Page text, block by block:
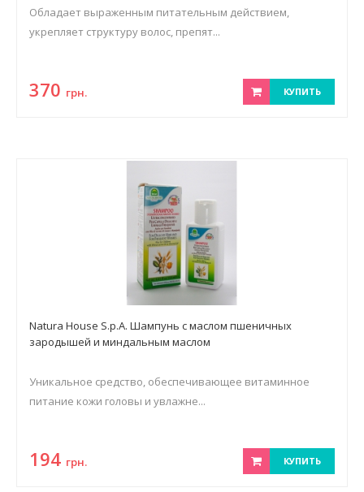
Обладает выраженным питательным действием,
укрепляет структуру волос, препят...
370 грн. КУПИТЬ
Natura House S.p.A. Шампунь с маслом пшеничных
зародышей и миндальным маслом
Уникальное средство, обеспечивающее витаминное
питание кожи головы и увлажне...
194 грн. КУПИТЬ